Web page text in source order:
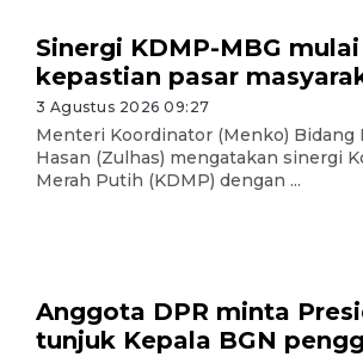
Sinergi KDMP-MBG
kepastian pasar
3 Agustus 2026 09:27
Menteri Koordinator (Menko) Bidang
Hasan (Zulhas) mengatakan sinergi
Merah Putih (KDMP) dengan ...
Anggota DPR minta
tunjuk Kepala BGN